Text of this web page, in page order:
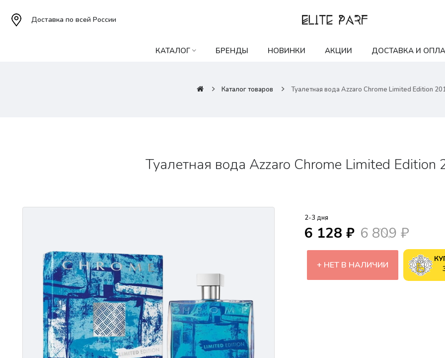
Доставка по всей России
КАТАЛОГ БРЕНДЫ НОВИНКИ АКЦИИ ДОСТАВКА И
Каталог товаров Туалетная вода Azzaro Chrome Limited Edition
Туалетная вода Azzaro Chrome Limited
2-3 дня
6 128 ₽ 6 809 ₽
НЕТ В НАЛИЧИИ